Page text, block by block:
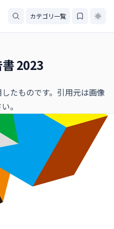
カテゴリ一覧
2023
たものです。引用元は画像
。